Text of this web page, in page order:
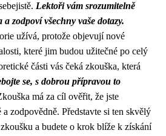
Lektoři vám srozumitelně
zodpoví všechny vaše dotazy.
užívá, protože objevují nové
které jim budou užitečné po celý
části vás čeká zkouška, která
se, s dobrou přípravou to
má za cíl ověřit, že jste
zodpovědně. Představte si ten skvělý
a budete o krok blíže k získání